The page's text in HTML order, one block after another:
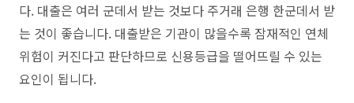
다. 대출은 여러 군데서 받는 것보다 주거래 은행 한군데서 받
는 것이 좋습니다. 대출받은 기관이 많을수록 잠재적인 연체
위험이 커진다고 판단하므로 신용등급을 떨어뜨릴 수 있는
요인이 됩니다.